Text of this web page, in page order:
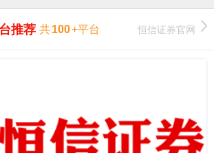
推荐 共100+平台 恒信证券官网